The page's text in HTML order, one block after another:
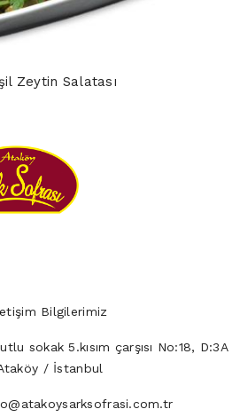
Zeytin Salatası
Bilgilerimiz
sokak 5.kısım çarşısı No:18, D:3A
/ İstanbul